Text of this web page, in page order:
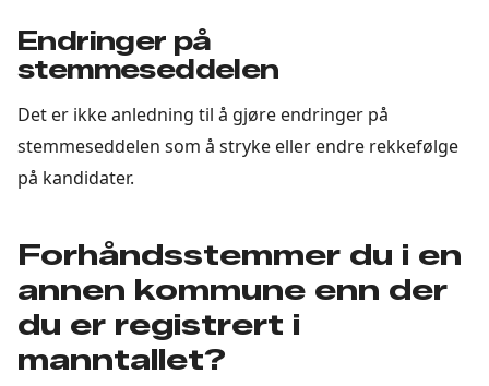
Endringer på
stemmeseddelen
Det er ikke anledning til å gjøre endringer på
stemmeseddelen som å stryke eller endre rekkefølge
på kandidater.
Forhåndsstemmer du i en
annen kommune enn der
du er registrert i
manntallet?